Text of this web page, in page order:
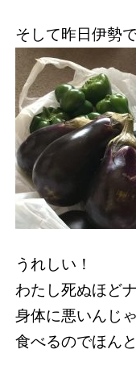
そして昨日伊勢
うれしい！
わたし死ぬほど
身体に悪いんじ
食べるのでほん